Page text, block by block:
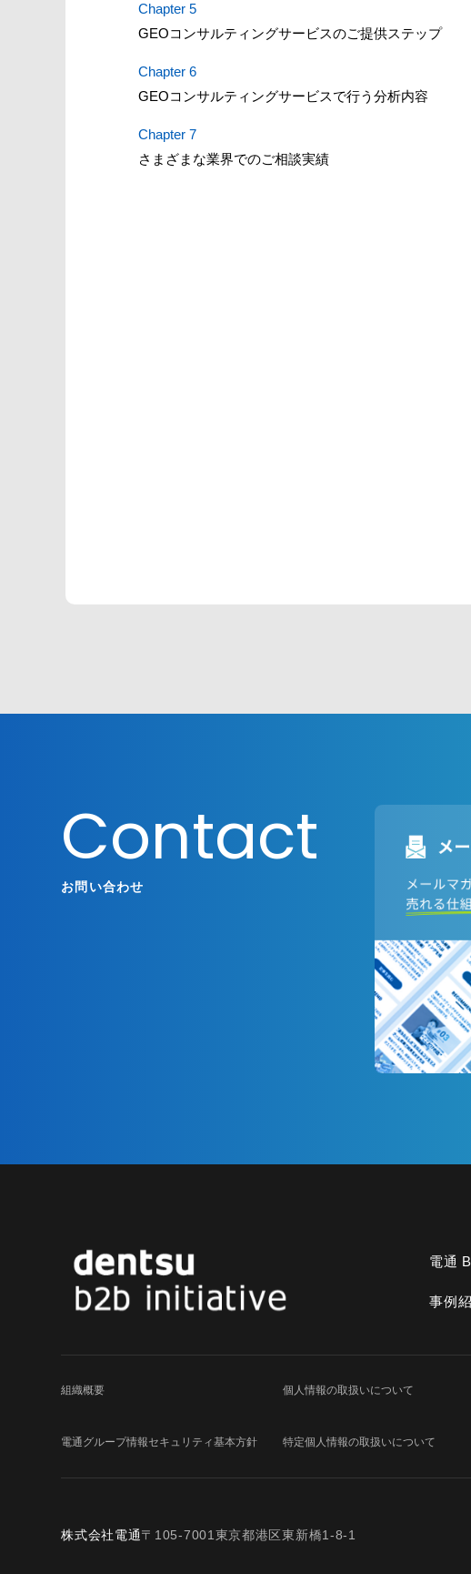
Chapter 5
GEOコンサルティングサービスのご提供ステップ
Chapter 6
GEOコンサルティングサービスで行う分析内容
Chapter 7
さまざまな業界でのご相談実績
Contact
お問い合わせ
電通
事例
組織概要 個人情報の取扱いについて
電通グループ情報セキュリティ基本方針 特定個人情報の取扱いについて
株式会社電通〒105-7001東京都港区東新橋1-8-1